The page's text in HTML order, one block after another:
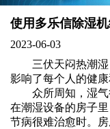
使用多乐信除湿
2023-06-03
三伏天闷热潮
影响了每个人的健
众所周知，湿
在潮湿设备的房子
节病很难治愈时。